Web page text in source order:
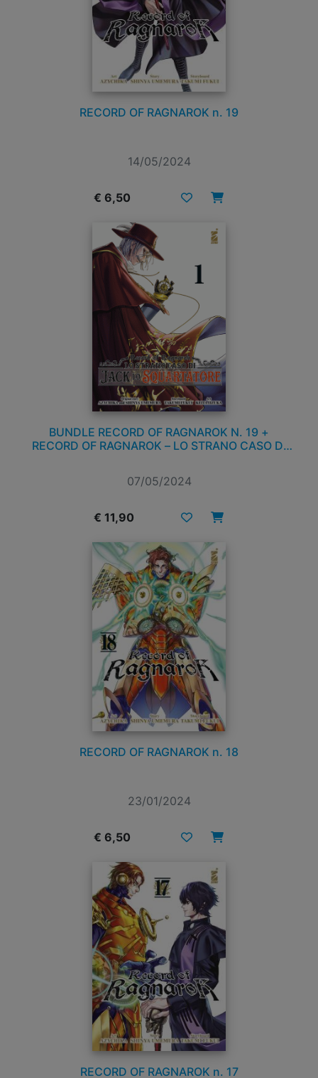
RECORD OF RAGNAROK n. 19
14/05/2024
€ 6,50
BUNDLE RECORD OF RAGNAROK N. 19 +
RECORD OF RAGNAROK – LO STRANO CASO DI
07/05/2024
€ 11,90
RECORD OF RAGNAROK n. 18
23/01/2024
€ 6,50
RECORD OF RAGNAROK n. 17